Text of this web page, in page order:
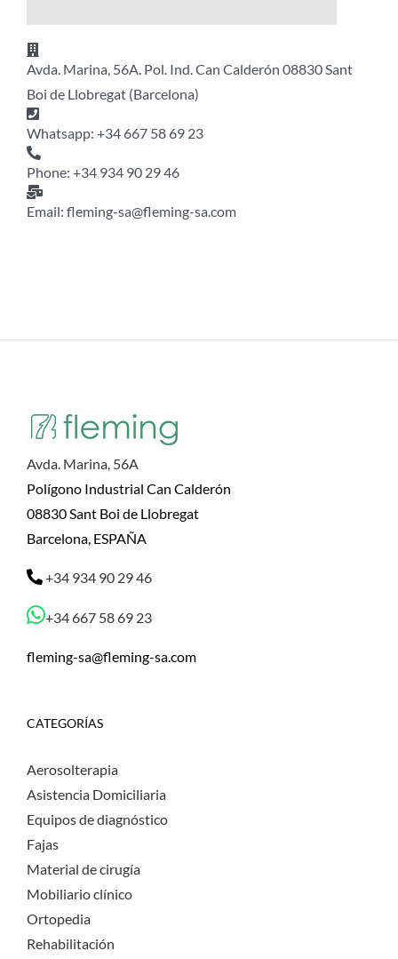
Avda. Marina, 56A. Pol. Ind. Can Calderón 08830 Sant
Boi de Llobregat (Barcelona)
Whatsapp: +34 667 58 69 23
Phone: +34 934 90 29 46
Email: fleming-sa@fleming-sa.com
Avda. Marina, 56A
Polígono Industrial Can Calderón
08830 Sant Boi de Llobregat
Barcelona, ESPAÑA
+34 934 90 29 46
+34 667 58 69 23
fleming-sa@fleming-sa.com
CATEGORÍAS
Aerosolterapia
Asistencia Domiciliaria
Equipos de diagnóstico
Fajas
Material de cirugía
Mobiliario clínico
Ortopedia
Rehabilitación